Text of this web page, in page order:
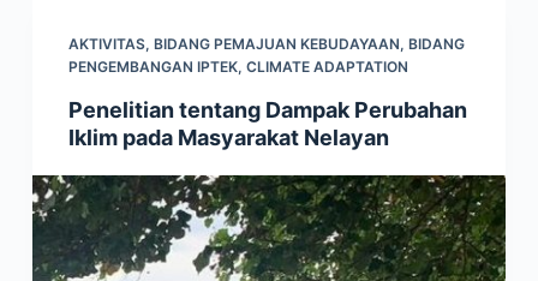
AKTIVITAS, BIDANG PEMAJUAN KEBUDAYAAN, BIDANG
PENGEMBANGAN IPTEK, CLIMATE ADAPTATION
Penelitian tentang Dampak Perubahan
Iklim pada Masyarakat Nelayan